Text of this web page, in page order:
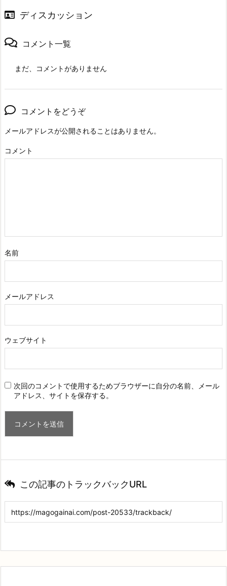
ディスカッション
コメント一覧
まだ、コメントがありません
コメントをどうぞ
メールアドレスが公開されることはありません。
コメント
名前
メールアドレス
ウェブサイト
次回のコメントで使用するためブラウザーに自分の名前、メール
アドレス、サイトを保存する。
この記事のトラックバックURL